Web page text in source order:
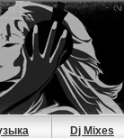
Dj Mixes